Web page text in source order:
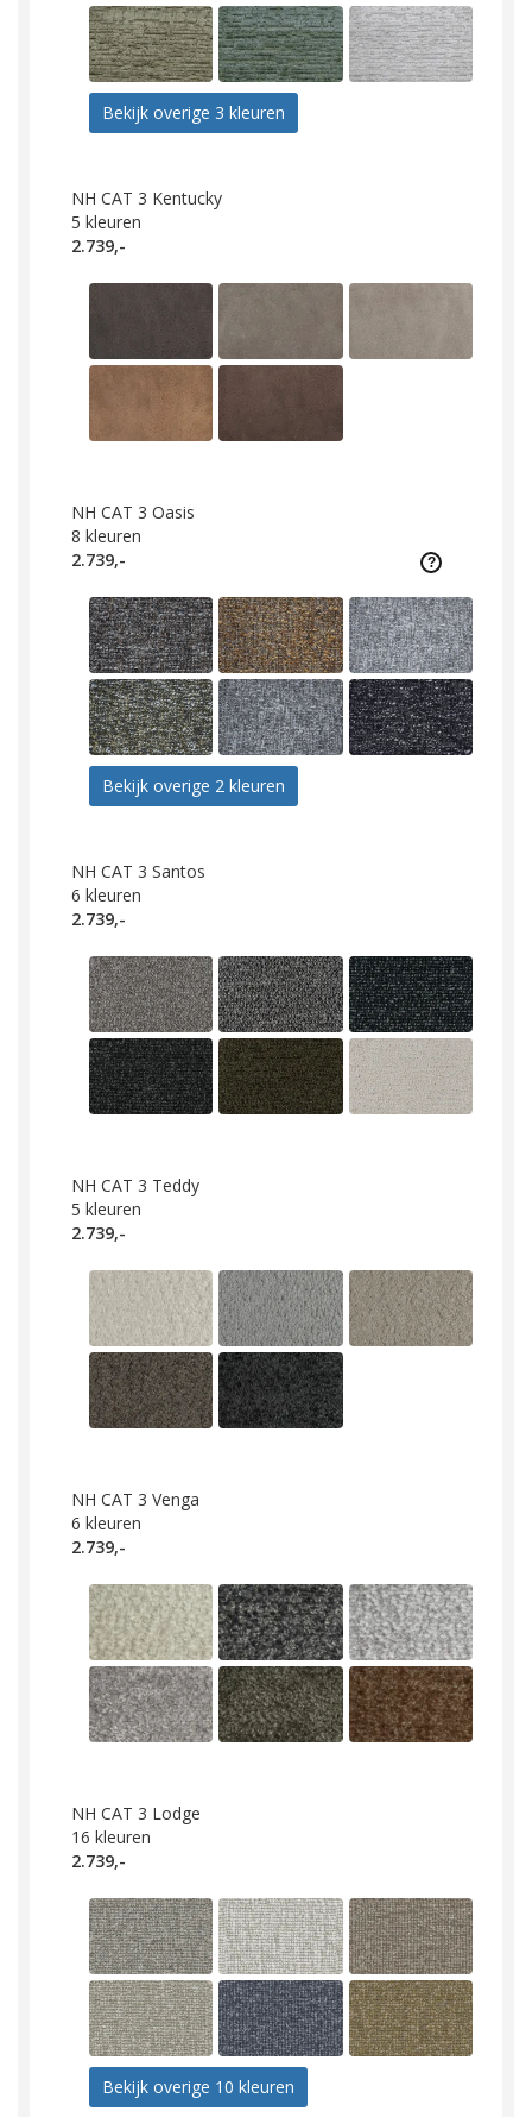
Bekijk overige 3 kleuren
NH CAT 3 Kentucky
5 kleuren
2.739,-
NH CAT 3 Oasis
8 kleuren
2.739,-
Bekijk overige 2 kleuren
NH CAT 3 Santos
6 kleuren
2.739,-
NH CAT 3 Teddy
5 kleuren
2.739,-
NH CAT 3 Venga
6 kleuren
2.739,-
NH CAT 3 Lodge
16 kleuren
2.739,-
Bekijk overige 10 kleuren